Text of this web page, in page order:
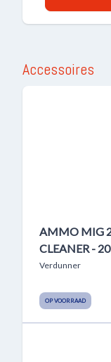
Accessoires
AMMO MIG
CLEANER -
Verdunner
OP VOORRAAD